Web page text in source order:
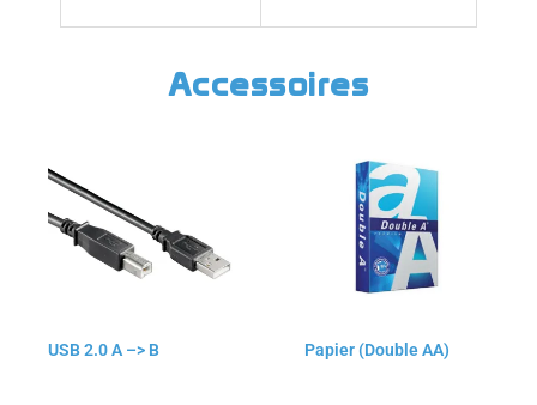
Accessoires
USB 2.0 A –> B Papier (Double AA)
gekozen